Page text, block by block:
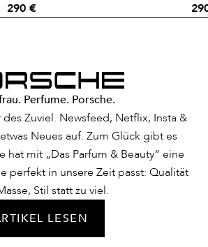
290 €
Perfume. Porsche.
Zuviel. Newsfeed, Netflix, Insta &
Neues auf. Zum Glück gibt es
hat mit „Das Parfum & Beauty“ eine
perfekt in unsere Zeit passt: Qualität
Stil statt zu viel.
LESEN